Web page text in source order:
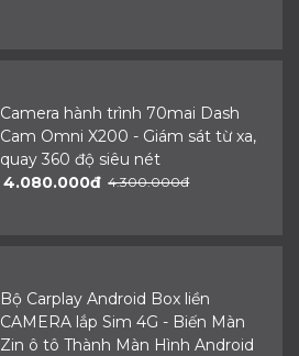
Camera hành trình 70mai Dash
Cam Omni X200 - Giám sát từ xa,
quay 360 độ siêu nét
4.080.000đ 4.300.000đ
Bộ Carplay Android Box liền
CAMERA lắp Sim 4G - Biến Màn
Zin ô tô Thành Màn Hình Android